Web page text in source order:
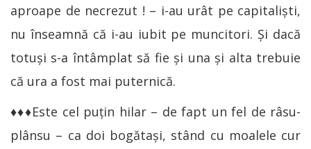
aproape de necrezut ! – i-au urât pe capitaliști,
nu înseamnă că i-au iubit pe muncitori. Și dacă
totuși s-a întâmplat să fie și una și alta trebuie
că ura a fost mai puternică.
♦♦♦Este cel puțin hilar – de fapt un fel de râsu-
plânsu – ca doi bogătași, stând cu moalele cur